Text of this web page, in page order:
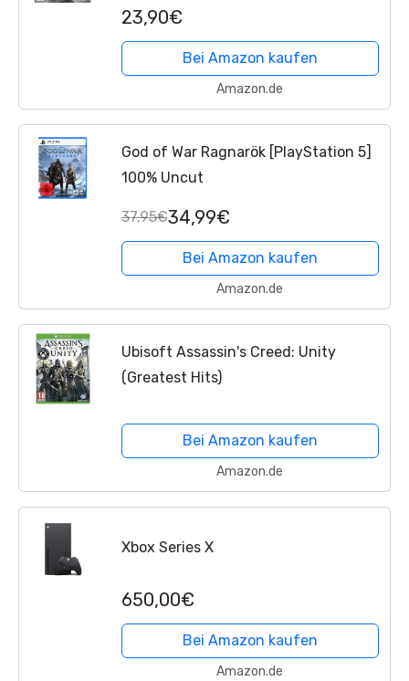
23,90€
Bei Amazon kaufen
Amazon.de
God of War Ragnarök [PlayStation 5]
100% Uncut
37,95€34,99€
Bei Amazon kaufen
Amazon.de
Ubisoft Assassin's Creed: Unity
(Greatest Hits)
Bei Amazon kaufen
Amazon.de
Xbox Series X
650,00€
Bei Amazon kaufen
Amazon.de